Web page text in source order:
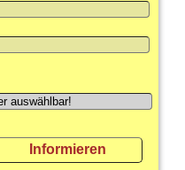
Informieren